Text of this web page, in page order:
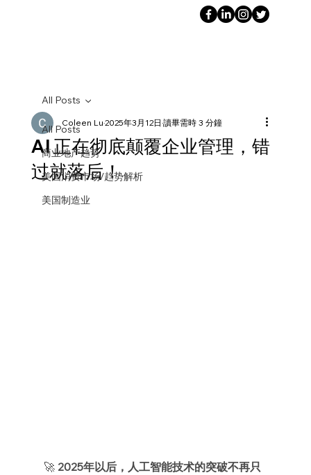
All Posts
商业地产趋势
美国消费市场/趋势解析
美国制造业
All Posts
AI 正在彻底颠覆企业管理，错
过就落后！
Coleen Lu2025年3月12日 讀畢需時 3 分鐘
🚀 2025年以后，人工智能技术的突破不再只